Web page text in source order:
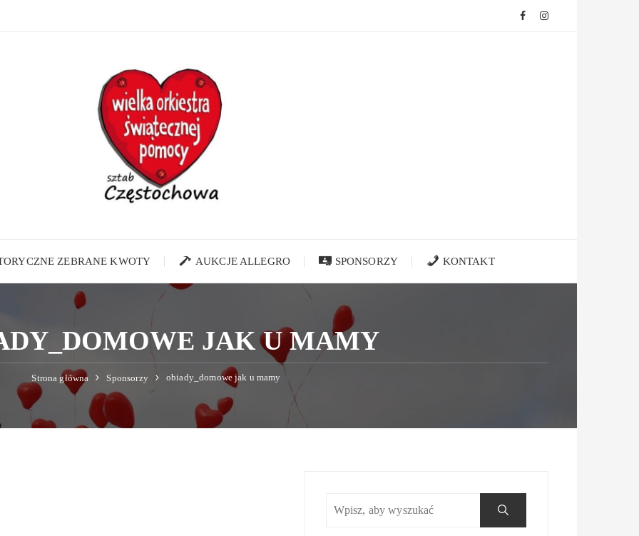
ZEBRANE KWOTY AUKCJE ALLEGRO SPONSORZY KONTAKT
JAK U MAMY
Strona główna Sponsorzy obiady_domowe jak u mamy